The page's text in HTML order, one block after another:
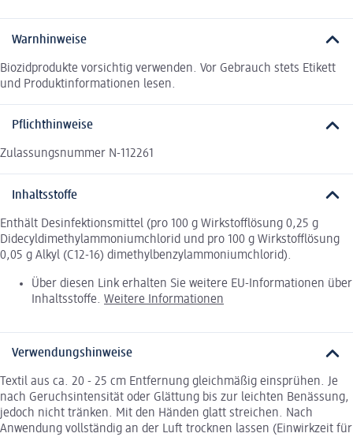
Warnhinweise
Biozidprodukte vorsichtig verwenden. Vor Gebrauch stets Etikett
und Produktinformationen lesen.
Pflichthinweise
Zulassungsnummer N-112261
Inhaltsstoffe
Enthält Desinfektionsmittel (pro 100 g Wirkstofflösung 0,25 g
Didecyldimethylammoniumchlorid und pro 100 g Wirkstofflösung
0,05 g Alkyl (C12-16) dimethylbenzylammoniumchlorid).
Über diesen Link erhalten Sie weitere EU-Informationen über
Inhaltsstoffe. Weitere Informationen
Verwendungshinweise
Textil aus ca. 20 - 25 cm Entfernung gleichmäßig einsprühen. Je
nach Geruchsintensität oder Glättung bis zur leichten Benässung,
jedoch nicht tränken. Mit den Händen glatt streichen. Nach
Anwendung vollständig an der Luft trocknen lassen (Einwirkzeit für